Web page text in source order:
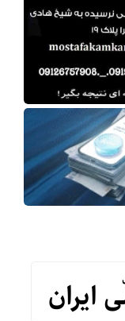
ایران